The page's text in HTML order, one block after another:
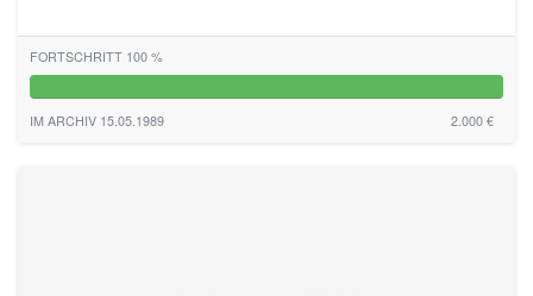
FORTSCHRITT 100 %
IM ARCHIV 15.05.1989 2.000 €